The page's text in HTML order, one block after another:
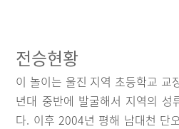
전승현황
이 놀이는 울진 지역 초등학교 교
년대 중반에 발굴해서 지역의 성
다. 이후 2004년 평해 남대천 단